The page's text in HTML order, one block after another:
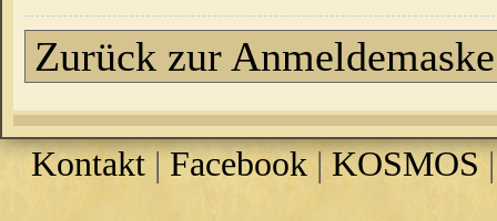
Zurück zur Anmeldemaske
Kontakt | Facebook| KOSMOS